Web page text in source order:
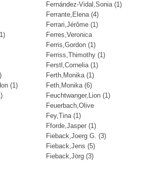
(1)
Fernández-Vidal,Sonia (1)
Ferrante,Elena (4)
Ferrari,Jérôme (1)
Ferres,Veronica
Ferris,Gordon (1)
Ferriss,Thimothy (1)
Ferstl,Cornelia (1)
Ferth,Monika (1)
Feth,Monika (6)
Feuchtwanger,Lion (1)
Feuerbach,Olive
Fey,Tina (1)
Fforde,Jasper (1)
Fieback,Joerg G. (3)
Fieback,Jens (5)
Fieback,Jörg (3)